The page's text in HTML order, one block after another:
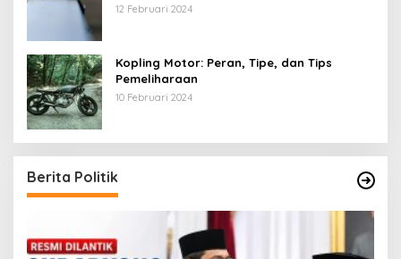
12 Februari 2024
Kopling Motor: Peran, Tipe, dan Tips
Pemeliharaan
10 Februari 2024
Berita Politik